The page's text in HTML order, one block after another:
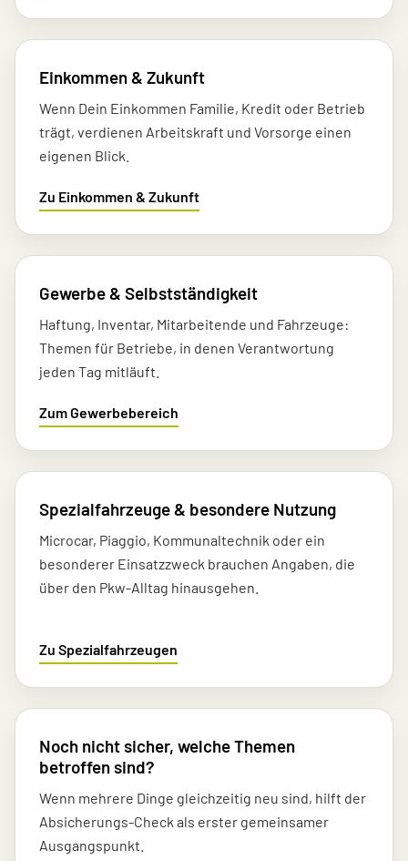
Einkommen & Zukunft
Wenn Dein Einkommen Familie, Kredit oder Betrieb
trägt, verdienen Arbeitskraft und Vorsorge einen
eigenen Blick.
Zu Einkommen & Zukunft
Gewerbe & Selbstständigkeit
Haftung, Inventar, Mitarbeitende und Fahrzeuge:
Themen für Betriebe, in denen Verantwortung
jeden Tag mitläuft.
Zum Gewerbebereich
Spezialfahrzeuge & besondere Nutzung
Microcar, Piaggio, Kommunaltechnik oder ein
besonderer Einsatzzweck brauchen Angaben, die
über den Pkw-Alltag hinausgehen.
Zu Spezialfahrzeugen
Noch nicht sicher, welche Themen
betroffen sind?
Wenn mehrere Dinge gleichzeitig neu sind, hilft der
Absicherungs-Check als erster gemeinsamer
Ausgangspunkt.